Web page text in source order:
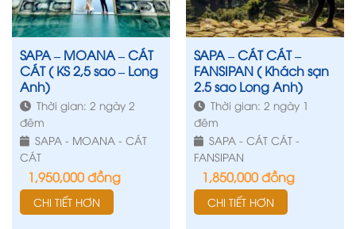
SAPA – MOANA – CÁT
CÁT ( KS 2,5 sao – Long
Anh)
Thời gian: 2 ngày 2
đêm
SAPA - MOANA - CÁT
CÁT
1,950,000đồng
CHI TIẾT HƠN
SAPA – CÁT CÁT –
FANSIPAN ( Khách sạn
2.5 sao Long Anh)
Thời gian: 2 ngày 1
đêm
SAPA - CÁT CÁT -
FANSIPAN
1,850,000đồng
CHI TIẾT HƠN